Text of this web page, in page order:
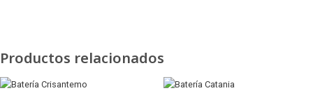
Productos relacionados